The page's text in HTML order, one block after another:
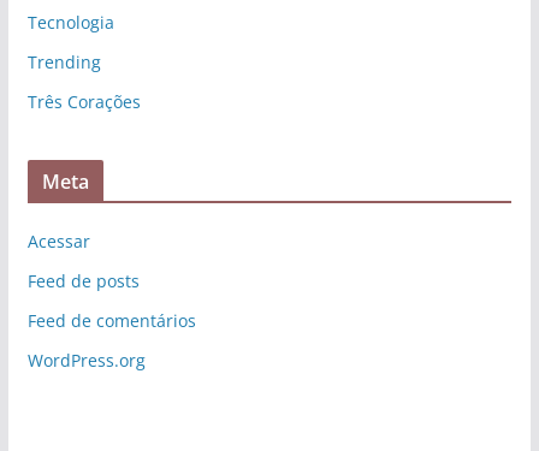
Tecnologia
Trending
Três Corações
Meta
Acessar
Feed de posts
Feed de comentários
WordPress.org